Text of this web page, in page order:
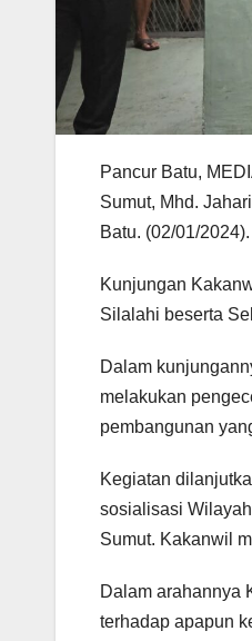
Pancur Batu,
Sumut, Mhd.
Batu. (02/01/2024).
Kunjungan
Silalahi beserta
Dalam
melakukan
pembangunan
Kegiatan
sosialisasi
Sumut. Kakanwil
Dalam arahannya
terhadap apapun